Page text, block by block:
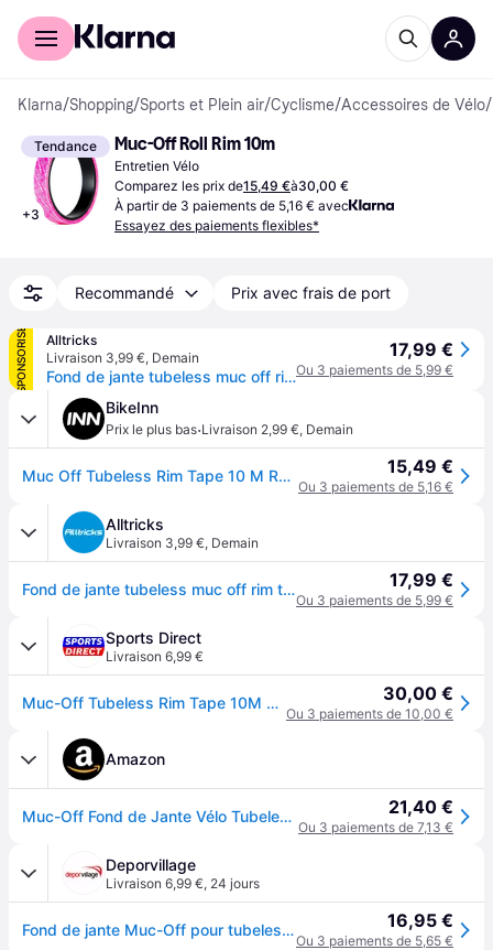
Acheter avec Klarna
Klarna/Shopping/Sports et Plein air/Cyclisme/Accessoires de Vélo/
Tendance
+3
Muc-Off Roll Rim 10m
Entretien Vélo
Comparez les prix de15,49 €à30,00 €
À partir de 3 paiements de 5,16 € avec
Essayez des paiements flexibles*
Recommandé Prix avec frais de port
SPONSORISÉ
Alltricks
Livraison 3,99 €, Demain
Fond de jante tubeless muc off rim tape 10 m
17,99 €
Ou 3 paiements de 5,99 €
BikeInn
Prix le plus bas·Livraison 2,99 €, Demain
Muc Off Tubeless Rim Tape 10 M Rose 28 mm 15,49 €
Ou 3 paiements de 5,16 €
Alltricks
Livraison 3,99 €, Demain
Fond de jante tubeless muc off rim tape 10 m 17,99 €
Ou 3 paiements de 5,99 €
Sports Direct
Livraison 6,99 €
Muc-Off Tubeless Rim Tape 10M Roll - Rose 30,00 €
Ou 3 paiements de 10,00 €
Amazon
Muc-Off Fond de Jante Vélo Tubeless - 21 mm - Fond de Jante Adhésif Sensible à la Pression - Pour Installation de Pneus de Vélo Tubeless - Rouleau de 10 Mètres - 4 Patchs d'Étanchéité Inclus 21,40 €
Ou 3 paiements de 7,13 €
Deporvillage
Livraison 6,99 €, 24 jours
Fond de jante Muc-Off pour tubeless 10 m x 30 mm lila - Violet 16,95 €
Ou 3 paiements de 5,65 €